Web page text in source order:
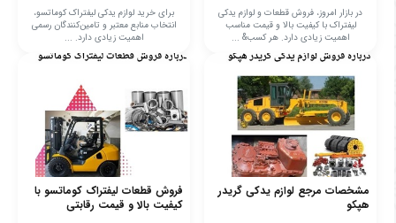
در بازار امروز، فروش قطعات و لوازم یدکی
لیفتراک با کیفیت بالا و قیمت مناسب
اهمیت زیادی دارد. هر کسب& ...
برای خرید لوازم یدکی لیفتراک کوماتسو،
انتخاب منابع معتبر و تامین‌کنندگان رسمی
اهمیت زیادی دارد. ...
مشخصات مرجع لوازم یدکی گریدر
هپکو
فروش قطعات لیفتراک کوماتسو با
کیفیت بالا و قیمت رقابتی